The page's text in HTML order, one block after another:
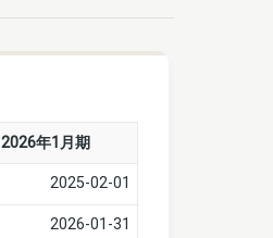
2026年1月期
2025-02-01
2026-01-31